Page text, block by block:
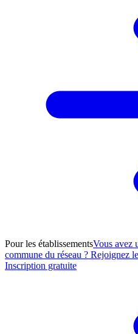
Pour les établissementsVous avez
commune du réseau ? Rejoignez
Inscription gratuite